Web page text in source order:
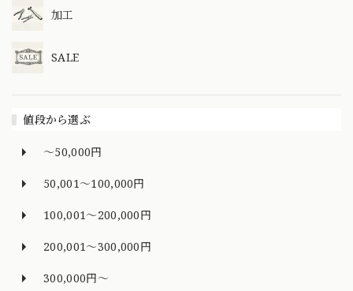
加工
SALE
値段から選ぶ
～50,000円
50,001～100,000円
100,001～200,000円
200,001～300,000円
300,000円～